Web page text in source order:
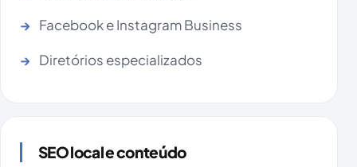
Facebook e Instagram Business
Diretórios especializados
SEO local e conteúdo